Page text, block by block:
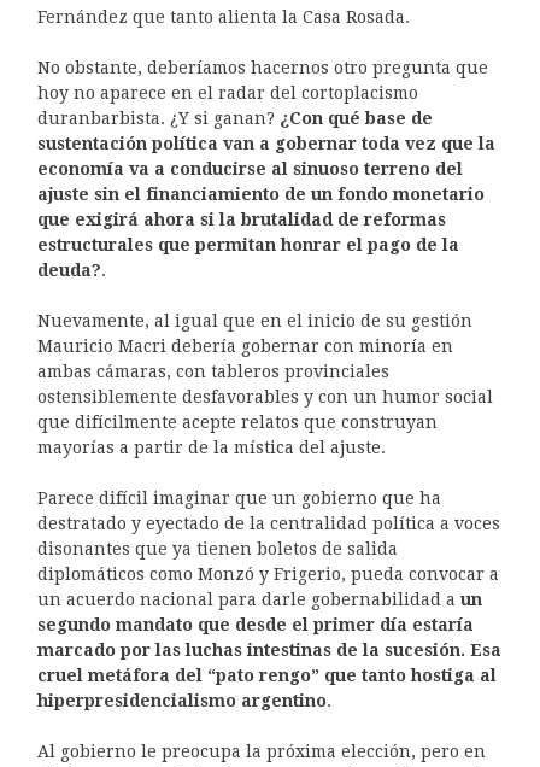
Fernández que tanto alienta la Casa Rosada.
No obstante, deberíamos hacernos otro pregunta que
hoy no aparece en el radar del cortoplacismo
duranbarbista. ¿Y si ganan? ¿Con qué base de
sustentación política van a gobernar toda vez que la
economía va a conducirse al sinuoso terreno del
ajuste sin el financiamiento de un fondo monetario
que exigirá ahora si la brutalidad de reformas
estructurales que permitan honrar el pago de la
deuda?.
Nuevamente, al igual que en el inicio de su gestión
Mauricio Macri debería gobernar con minoría en
ambas cámaras, con tableros provinciales
ostensiblemente desfavorables y con un humor social
que difícilmente acepte relatos que construyan
mayorías a partir de la mística del ajuste.
Parece difícil imaginar que un gobierno que ha
destratado y eyectado de la centralidad política a voces
disonantes que ya tienen boletos de salida
diplomáticos como Monzó y Frigerio, pueda convocar a
un acuerdo nacional para darle gobernabilidad a un
segundo mandato que desde el primer día estaría
marcado por las luchas intestinas de la sucesión. Esa
cruel metáfora del “pato rengo” que tanto hostiga al
hiperpresidencialismo argentino.
Al gobierno le preocupa la próxima elección, pero en